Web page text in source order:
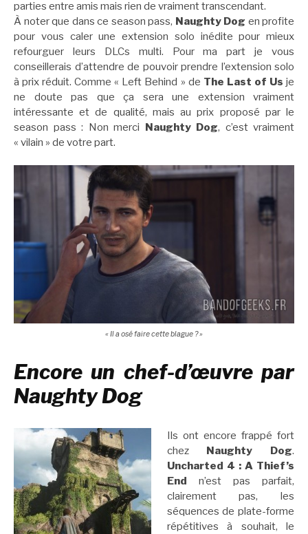
parties entre amis mais rien de vraiment transcendant.
À noter que dans ce season pass, Naughty Dog en profite
pour vous caler une extension solo inédite pour mieux
refourguer leurs DLCs multi. Pour ma part je vous
conseillerais d’attendre de pouvoir prendre l’extension solo
à prix réduit. Comme « Left Behind » de The Last of Us je
ne doute pas que ça sera une extension vraiment
intéressante et de qualité, mais au prix proposé par le
season pass : Non merci Naughty Dog, c’est vraiment
« vilain » de votre part.
« Il a osé faire cette blague ? »
Encore un chef-d’œuvre par
Naughty Dog
Ils ont encore frappé fort
chez Naughty Dog.
Uncharted 4 : A Thief’s
End n’est pas parfait,
clairement pas, les
séquences de plate-forme
répétitives à souhait, le